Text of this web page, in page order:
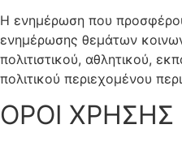
Η ενημέρωση που
ενημέρωσης θεμάτων
πολιτιστικού, αθλητικού,
πολιτικού περιεχομένου
ΟΡΟΙ ΧΡΗΣΗΣ